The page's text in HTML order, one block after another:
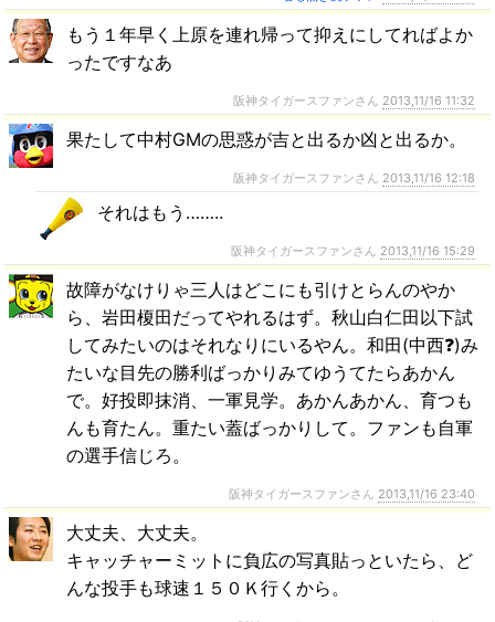
もう１年早く上原を連れ帰って抑えにしてればよか
ったですなあ
阪神タイガースファンさん 2013,11/16 11:32
果たして中村GMの思惑が吉と出るか凶と出るか。
阪神タイガースファンさん 2013,11/16 12:18
それはもう……..
阪神タイガースファンさん 2013,11/16 15:29
故障がなけりゃ三人はどこにも引けとらんのやか
ら、岩田榎田だってやれるはず。秋山白仁田以下試
してみたいのはそれなりにいるやん。和田(中西❓)み
たいな目先の勝利ばっかりみてゆうてたらあかん
で。好投即抹消、一軍見学。あかんあかん、育つも
んも育たん。重たい蓋ばっかりして。ファンも自軍
の選手信じろ。
阪神タイガースファンさん 2013,11/16 23:40
大丈夫、大丈夫。
キャッチャーミットに負広の写真貼っといたら、ど
んな投手も球速１５０Ｋ行くから。